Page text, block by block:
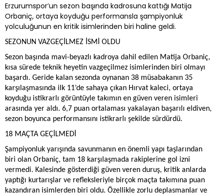
Erzurumspor’un sezon başında kadrosuna kattığı Matija
Orbaniç, ortaya koyduğu performansla şampiyonluk
yolculuğunun en kritik isimlerinden biri haline geldi.
SEZONUN VAZGEÇİLMEZ İSMİ OLDU
Sezon başında mavi-beyazlı kadroya dahil edilen Matija Orbaniç,
kısa sürede teknik heyetin vazgeçilmez isimlerinden biri olmayı
başardı. Geride kalan sezonda oynanan 38 müsabakanın 35
karşılaşmasında ilk 11’de sahaya çıkan Hırvat kaleci, ortaya
koyduğu istikrarlı görüntüyle takımın en güven veren isimleri
arasında yer aldı. 6,7 puan ortalaması yakalayan başarılı eldiven,
sezon boyunca performansını istikrarlı şekilde sürdürdü.
18 MAÇTA GEÇİLMEDİ
Şampiyonluk yarışında savunmanın en önemli yapı taşlarından
biri olan Orbaniç, tam 18 karşılaşmada rakiplerine gol izni
vermedi. Kalesinde gösterdiği güven veren duruş, kritik anlarda
yaptığı kurtarışlar ve refleksleriyle birçok maçta takımına puan
kazandıran isimlerden biri oldu. Özellikle zorlu deplasmanlar ve